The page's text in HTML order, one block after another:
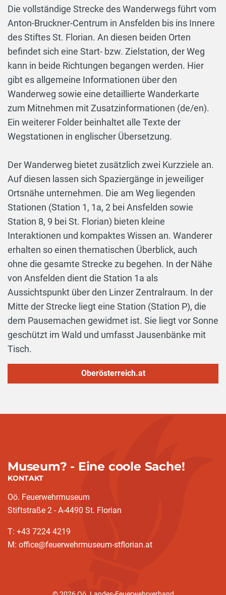
Die vollständige Strecke des Wanderwegs führt vom
Anton-Bruckner-Centrum in Ansfelden bis ins Innere
des Stiftes St. Florian. An diesen beiden Orten
befindet sich eine Start- bzw. Zielstation, der Weg
kann in beide Richtungen begangen werden. Hier
gibt es allgemeine Informationen über den
Wanderweg sowie eine detaillierte Wanderkarte
zum Mitnehmen mit Zusatzinformationen (de/en).
Ein weiterer Folder beinhaltet alle Texte der
Wegstationen in englischer Übersetzung.
Der Wanderweg bietet zusätzlich zwei Kurzziele an.
Auf diesen lassen sich Spaziergänge in jeweiliger
Ortsnähe unternehmen. Die am Weg liegenden
Stationen (Station 1, 1a, 2 bei Ansfelden sowie
Station 8, 9 bei St. Florian) bieten kleine
Interaktionen und kompaktes Wissen an. Wanderer
erhalten so einen thematischen Überblick, auch
ohne die gesamte Strecke zu begehen. In der Nähe
von Ansfelden dient die Station 1a als
Aussichtspunkt über den Linzer Zentralraum. In der
Mitte der Strecke liegt eine Station (Station P), die
dem Pausemachen gewidmet ist. Sie liegt vor Sonne
geschützt im Wald und umfasst Jausenbänke mit
Tisch.
Oberösterreich.at
Museum? - Eine coole Sache!
KONTAKT
Oö. Feuerwehrmuseum
Stiftstraße 2 - A-4490 St. Florian
T: +43 7224 4219
M: office@feuerwehrmuseum-stflorian.at